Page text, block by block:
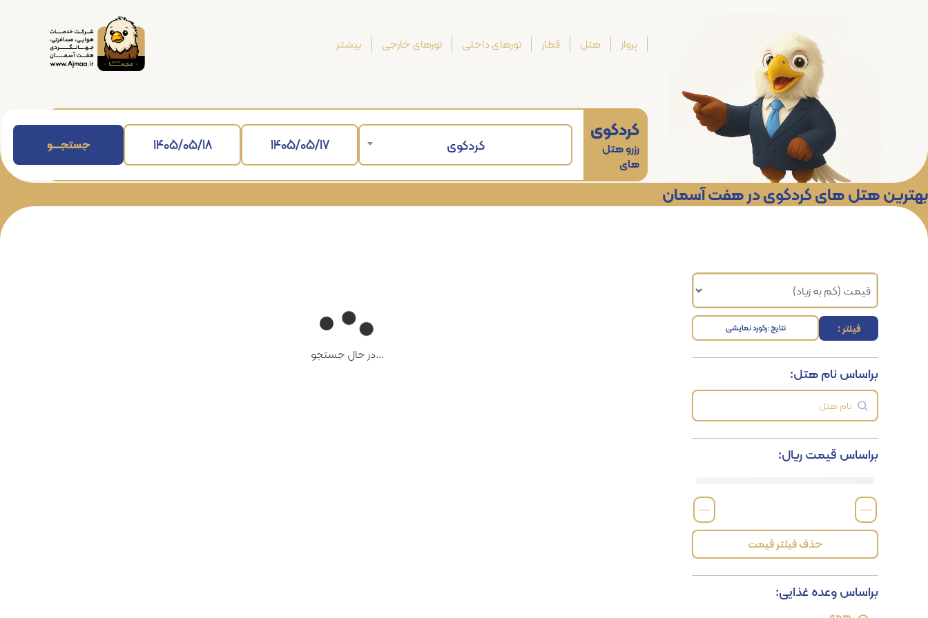
پرواز هتل قطار تورهای داخلی تورهای خارجی بیشتر
کردکوی
رزرو هتل
های
کردکوی جستجــــــو
بهترین هتل های کردکوی در هفت آسمان
فیلتر : نتایج :رکورد نمایشی
براساس نام هتل:
براساس قیمت ریال:
—
—
حذف فیلتر قیمت
براساس وعده غذایی:
...در حال جستجو